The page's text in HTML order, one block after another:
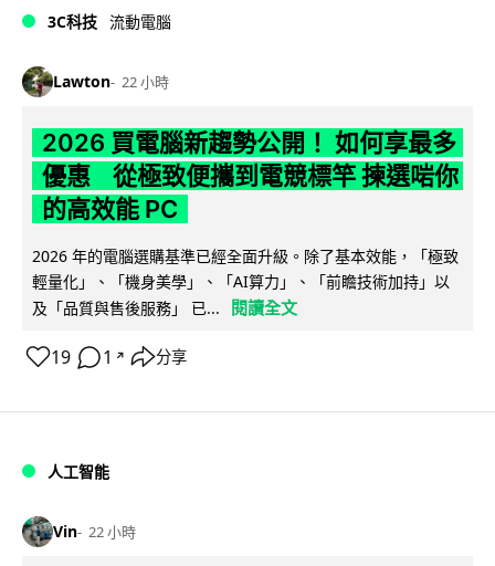
3C科技 流動電腦
Lawton 22 小時
2026 買電腦新趨勢公開！ 如何享最多
優惠 從極致便攜到電競標竿 揀選啱你
的高效能 PC
2026 年的電腦選購基準已經全面升級。除了基本效能，「極致
輕量化」、「機身美學」、「AI算力」、「前瞻技術加持」以
及「品質與售後服務」 已...
閱讀全文
19 1 ↗ 分享
人工智能
Vin 22 小時